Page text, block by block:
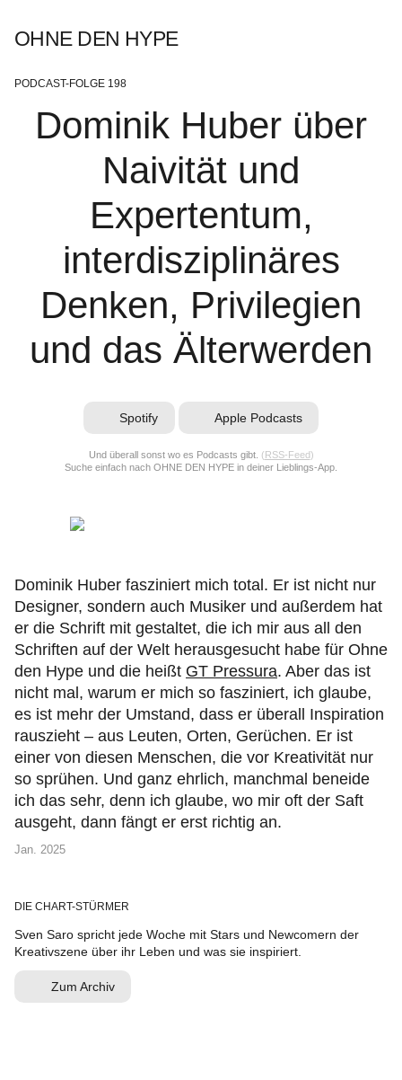
OHNE DEN HYPE
PODCAST-FOLGE 198
Dominik Huber über
Naivität und
Expertentum,
interdisziplinäres
Denken, Privilegien
und das Älterwerden
Spotify Apple Podcasts
Und überall sonst wo es Podcasts gibt. ( RSS-Feed)
Suche einfach nach OHNE DEN HYPE in deiner Lieblings-App.
Dominik Huber fasziniert mich total. Er ist nicht nur
Designer, sondern auch Musiker und außerdem hat
er die Schrift mit gestaltet, die ich mir aus all den
Schriften auf der Welt herausgesucht habe für Ohne
den Hype und die heißt GT Pressura. Aber das ist
nicht mal, warum er mich so fasziniert, ich glaube,
es ist mehr der Umstand, dass er überall Inspiration
rauszieht – aus Leuten, Orten, Gerüchen. Er ist
einer von diesen Menschen, die vor Kreativität nur
so sprühen. Und ganz ehrlich, manchmal beneide
ich das sehr, denn ich glaube, wo mir oft der Saft
ausgeht, dann fängt er erst richtig an.
Jan. 2025
DIE CHART-STÜRMER
Sven Saro spricht jede Woche mit Stars und Newcomern der
Kreativszene über ihr Leben und was sie inspiriert.
Zum Archiv